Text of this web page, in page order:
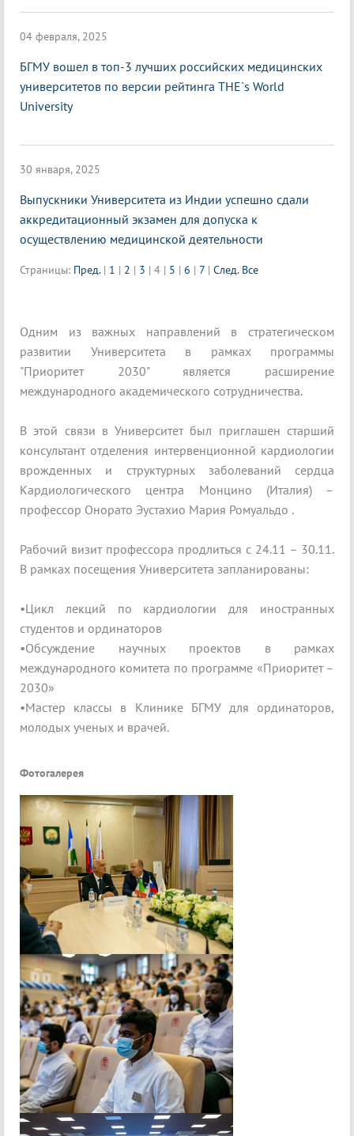
04 февраля, 2025
БГМУ вошел в топ-3 лучших российских медицинских
университетов по версии рейтинга THE`s World
University
30 января, 2025
Выпускники Университета из Индии успешно сдали
аккредитационный экзамен для допуска к
осуществлению медицинской деятельности
Страницы: Пред. | 1 | 2 | 3 | 4 | 5 | 6 | 7 | След. Все
Одним из важных направлений в стратегическом
развитии Университета в рамках программы
"Приоритет 2030" является расширение
международного академического сотрудничества.
В этой связи в Университет был приглашен старший
консультант отделения интервенционной кардиологии
врожденных и структурных заболеваний сердца
Кардиологического центра Монцино (Италия) –
профессор Онорато Эустахио Мария Ромуальдо .
Рабочий визит профессора продлиться с 24.11 – 30.11.
В рамках посещения Университета запланированы:
•Цикл лекций по кардиологии для иностранных
студентов и ординаторов
•Обсуждение научных проектов в рамках
международного комитета по программе «Приоритет –
2030»
•Мастер классы в Клинике БГМУ для ординаторов,
молодых ученых и врачей.
Фотогалерея